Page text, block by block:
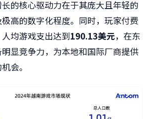
的核心驱动力在于其庞大且年轻的
高的数字化程度。同时，玩家付费
均游戏支出达到190.13美元，在东
显竞争力，为本地和国际厂商提供
会。